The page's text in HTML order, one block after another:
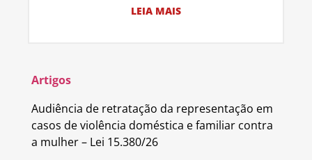
LEIA MAIS
Artigos
Audiência de retratação da representação em
casos de violência doméstica e familiar contra
a mulher – Lei 15.380/26